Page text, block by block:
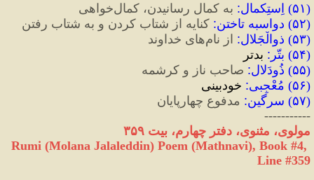
(۵۱) اِستِکمال: به کمال رسانیدن، کمال‌خواهی
(۵۲) دواسبه تاختن: کنایه از شتاب کردن و به شتاب رفتن
(۵۳) ذوالْجَلال: از نام‌های خداوند
(۵۴) بتّر : بدتر
(۵۵) ذُودَلال: صاحب ناز و کرشمه
(۵۶) مُعْجِبی: خودبینی
(۵۷) سرگین: مدفوع چهارپایان
-----------
مولوی، مثنوی، دفتر چهارم، بیت ۳۵۹
Rumi (Molana Jalaleddin) Poem (Mathnavi), Book #4,
Line #359